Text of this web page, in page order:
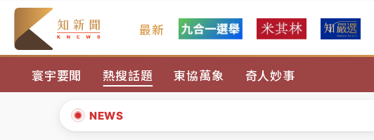
最新
寰宇要聞 熱搜話題 東協萬象 奇人妙事
NEWS
暑假過三周才推「E宿新北打卡趣」！抽獎程序複雜 觀旅
中信慈善基金會想增加董事人數！辜仲諒向法院聲請遭